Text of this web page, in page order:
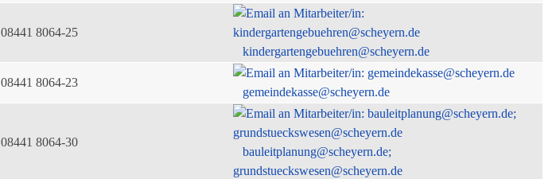
08441 8064-25
kindergartengebuehren@scheyern.de
08441 8064-23
gemeindekasse@scheyern.de
08441 8064-30
bauleitplanung@scheyern.de;
grundstueckswesen@scheyern.de